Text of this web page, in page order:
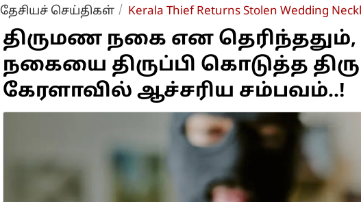
தேசியச் செய்திகள் Kerala Thief Returns Stolen Wedding
திருமண நகை என தெரிந்ததும்,
நகையை திருப்பி கொடுத்த
கேரளாவில் ஆச்சரிய சம்பவம்..!